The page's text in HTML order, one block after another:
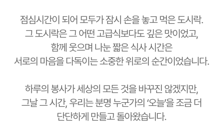
점심시간이 되어 모두가 잠시 손을 놓고 먹은 도시락.
그 도시락은 그 어떤 고급식보다도 깊은 맛이었고,
함께 웃으며 나눈 짧은 식사 시간은
서로의 마음을 다독이는 소중한 위로의 순간이었습니다.
하루의 봉사가 세상의 모든 것을 바꾸진 않겠지만,
그날 그 시간, 우리는 분명 누군가의 ‘오늘’을 조금 더
단단하게 만들고 돌아왔습니다.